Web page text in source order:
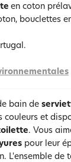
en coton
bouclettes
bain de
couleurs et
. Vous
pour leur
L'ensemble de